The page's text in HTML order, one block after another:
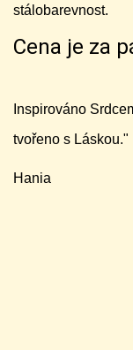
stálobarevnost.
Cena je za
Inspirováno
tvořeno s Láskou."
Hania